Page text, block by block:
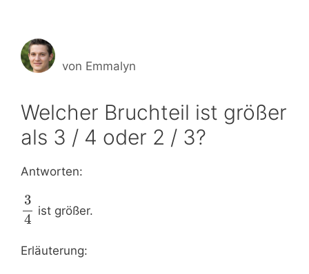
von Emmalyn
Welcher Bruchteil ist größer
als 3 / 4 oder 2 / 3?
Antworten:
3
4
ist größer.
Erläuterung: